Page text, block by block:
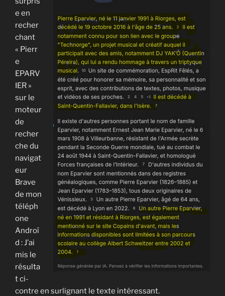
e en
recher
chant
« Pierr
e
EPARV
IER »
sur le
moteur
de
recher
che du
navigat
eur
Brave
de mon
téléph
one
Androï
d : J’ai
mis le
résulta
t ci-
contre en surlignant le texte intéressant.